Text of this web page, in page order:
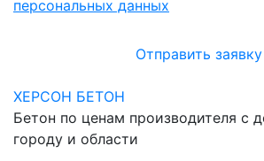
персональных данных
Отправить заявку
ХЕРСОН БЕТОН
Бетон по ценам производителя с
городу и области